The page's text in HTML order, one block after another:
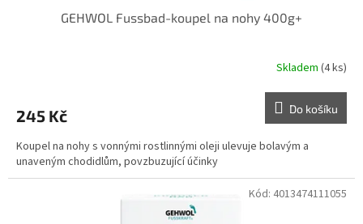
GEHWOL Fussbad-koupel na nohy 400g+
Skladem (4 ks)
245 Kč Do košíku
Koupel na nohy s vonnými rostlinnými oleji ulevuje bolavým a
unaveným chodidlům, povzbuzující účinky
Kód: 4013474111055